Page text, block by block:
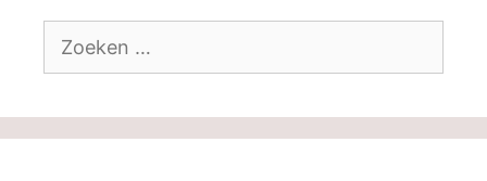
naar: